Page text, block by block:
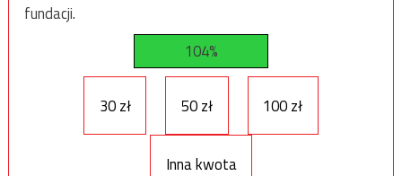
fundacji.
104%
30 zł 50 zł 100 zł
Inna kwota